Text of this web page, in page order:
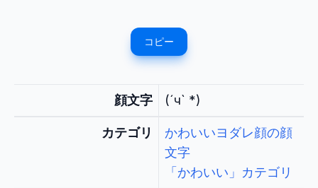
コピー
顔文字 (´ч` *)
カテゴリ
かわいいヨダレ顔の顔
文字
「かわいい」カテゴリ